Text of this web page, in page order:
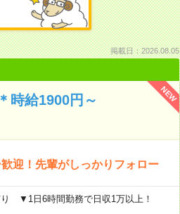
掲載日：2026.08.05
NEW
時給1900円～
迎！先輩がしっかりフォロー
▼1日6時間勤務で日収1万以上！